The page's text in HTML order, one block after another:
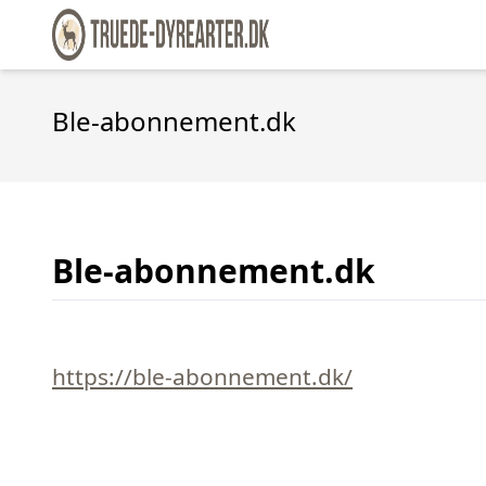
Ble-abonnement.dk
Ble-abonnement.dk
https://ble-abonnement.dk/